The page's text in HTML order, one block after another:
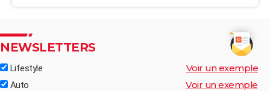
NEWSLETTERS
Lifestyle Voir un exemple
Auto Voir un exemple